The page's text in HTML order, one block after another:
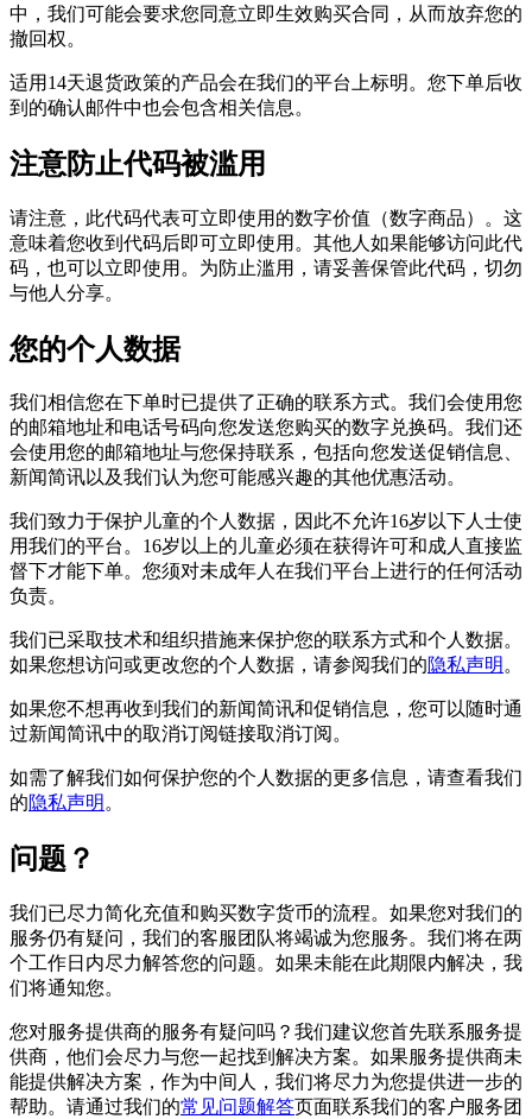
中，我们可能会要求您同意立即生效购买合同，从而放弃您的
撤回权。
适用14天退货政策的产品会在我们的平台上标明。您下单后收
到的确认邮件中也会包含相关信息。
注意防止代码被滥用
请注意，此代码代表可立即使用的数字价值（数字​​商品）。这
意味着您收到代码后即可立即使用。其他人如果能够访问此代
码，也可以立即使用。为防止滥用，请妥善保管此代码，切勿
与他人分享。
您的个人数据
我们相信您在下单时已提供了正确的联系方式。我们会使用您
的邮箱地址和电话号码向您发送您购买的数字兑换码。我们还
会使用您的邮箱地址与您保持联系，包括向您发送促销信息、
新闻简讯以及我们认为您可能感兴趣的其他优惠活动。
我们致力于保护儿童的个人数据，因此不允许16岁以下人士使
用我们的平台。16岁以上的儿童必须在获得许可和成人直接监
督下才能下单。您须对未成年人在我们平台上进行的任何活动
负责。
我们已采取技术和组织措施来保护您的联系方式和个人数据。
如果您想访问或更改您的个人数据，请参阅我们的隐私声明。
如果您不想再收到我们的新闻简讯和促销信息，您可以随时通
过新闻简讯中的取消订阅链接取消订阅。
如需了解我们如何保护您的个人数据的更多信息，请查看我们
的隐私声明。
问题？
我们已尽力简化充值和购买数字货币的流程。如果您对我们的
服务仍有疑问，我们的客服团队将竭诚为您服务。我们将在两
个工作日内尽力解答您的问题。如果未能在此期限内解决，我
们将通知您。
您对服务提供商的服务有疑问吗？我们建议您首先联系服务提
供商，他们会尽力与您一起找到解决方案。如果服务提供商未
能提供解决方案，作为中间人，我们将尽力为您提供进一步的
帮助。请通过我们的常见问题解答页面联系我们的客户服务团